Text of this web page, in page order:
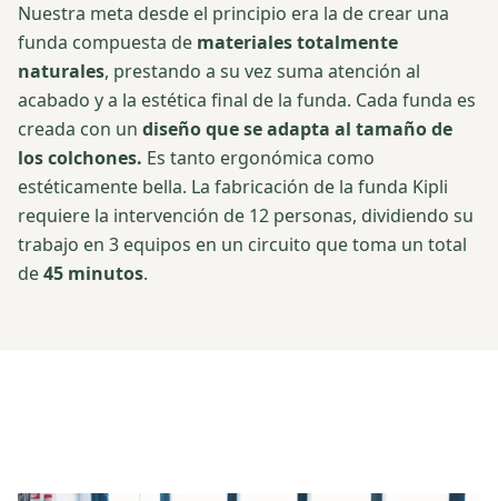
Nuestra meta desde el principio era la de crear una
funda compuesta de materiales totalmente
naturales, prestando a su vez suma atención al
acabado y a la estética final de la funda. Cada funda es
creada con un diseño que se adapta al tamaño de
los colchones. Es tanto ergonómica como
estéticamente bella. La fabricación de la funda Kipli
requiere la intervención de 12 personas, dividiendo su
trabajo en 3 equipos en un circuito que toma un total
de45 minutos.